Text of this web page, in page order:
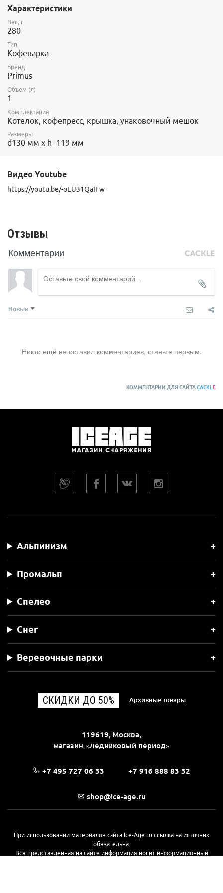
Характеристики
Вес, г
280
Тип
Кофеварка
Бренд
Primus
Объем (л)
1
Комплектация
Котелок, кофепресс, крышка, унаковочный мешок
Размеры
d130 мм x h=119 мм
Видео Youtube
https://youtu.be/-oEU31QaIFw
Отзывы
Комментарии
Новые
Никто ещё не оставил комментариев, станьте первым.
КОММЕНТАРИИ ДЛЯ САЙТАCACKLE
Альпинизм
Промальп
Спелео
Снег
Веревочные парки
СКИДКИ ДО 50% Архивные товары
119619, Москва,
магазин «Ледниковый период»
+7 495 727 06 33 +7 916 888 83 32
shop@ice-age.ru
При использовании материалов сайта Ice-Age.ru ссылка на источник
обязательна.
Вся представленная на сайте информация носит информационный